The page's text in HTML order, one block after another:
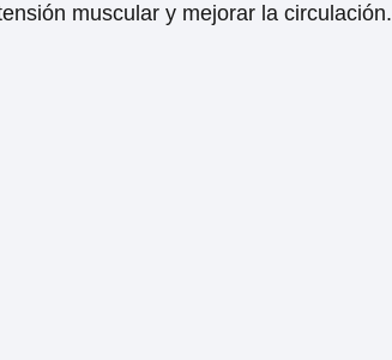
muscular y mejorar la circulación.